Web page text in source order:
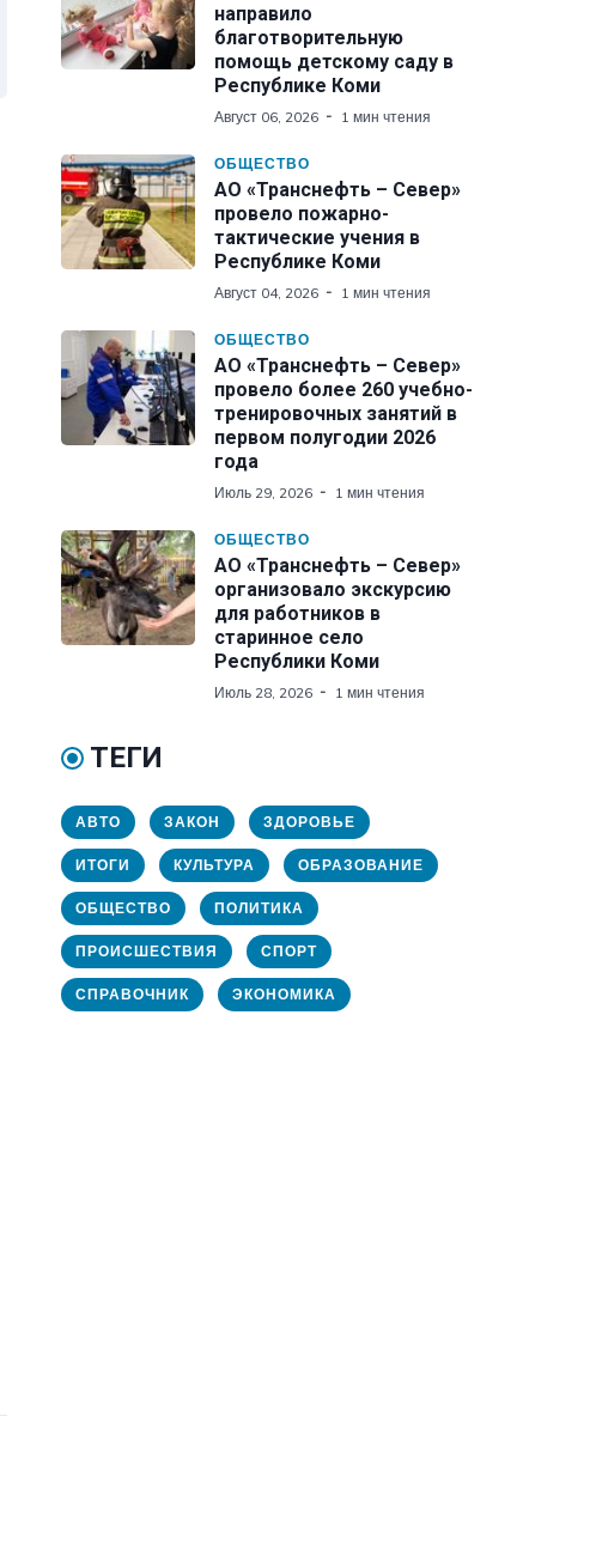
направило
благотворительную
помощь детскому саду в
Республике Коми
Август 06, 2026 1 мин чтения
ОБЩЕСТВО
АО «Транснефть – Север»
провело пожарно-
тактические учения в
Республике Коми
Август 04, 2026 1 мин чтения
ОБЩЕСТВО
АО «Транснефть – Север»
провело более 260 учебно-
тренировочных занятий в
первом полугодии 2026
года
Июль 29, 2026 1 мин чтения
ОБЩЕСТВО
АО «Транснефть – Север»
организовало экскурсию
для работников в
старинное село
Республики Коми
Июль 28, 2026 1 мин чтения
ТЕГИ
АВТО ЗАКОН ЗДОРОВЬЕ
ИТОГИ КУЛЬТУРА ОБРАЗОВАНИЕ
ОБЩЕСТВО ПОЛИТИКА
ПРОИСШЕСТВИЯ СПОРТ
СПРАВОЧНИК ЭКОНОМИКА